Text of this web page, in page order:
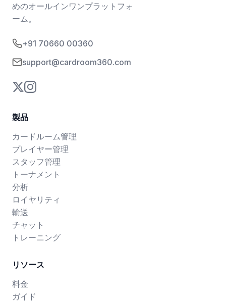
めのオールインワンプラットフォ
ーム。
+91 70660 00360
support@cardroom360.com
製品
カードルーム管理
プレイヤー管理
スタッフ管理
トーナメント
分析
ロイヤリティ
輸送
チャット
トレーニング
リソース
料金
ガイド